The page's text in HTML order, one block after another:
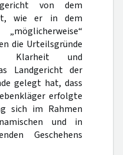
von dem
wie er in dem
die Urteilsgründe
Klarheit und
Landgericht der
gelegt hat, dass
erfolgte
sich im Rahmen
und in
Geschehens